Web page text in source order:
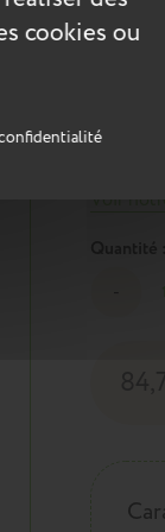
cookies ou
Voir